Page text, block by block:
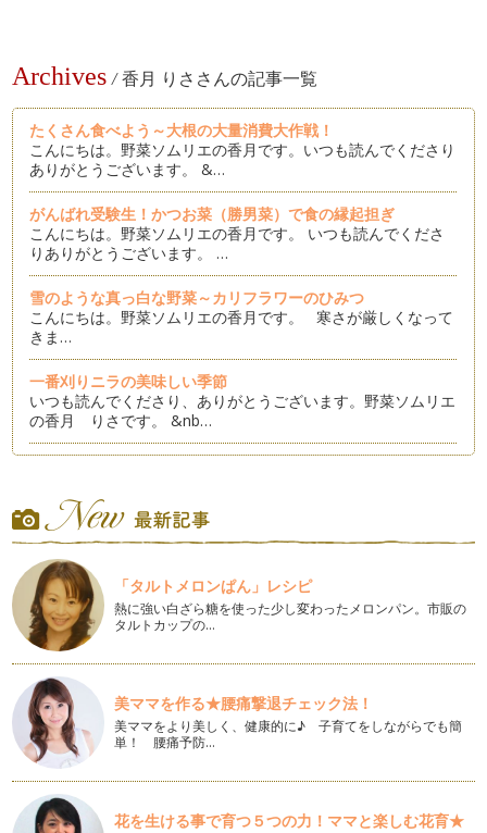
Archives / 香月 りささんの記事一覧
たくさん食べよう～大根の大量消費大作戦！
こんにちは。野菜ソムリエの香月です。いつも読んでくださり
ありがとうございます。 &…
がんばれ受験生！かつお菜（勝男菜）で食の縁起担ぎ
こんにちは。野菜ソムリエの香月です。 いつも読んでくださ
りありがとうございます。 …
雪のような真っ白な野菜～カリフラワーのひみつ
こんにちは。野菜ソムリエの香月です。 寒さが厳しくなって
きま…
一番刈りニラの美味しい季節
いつも読んでくださり、ありがとうございます。野菜ソムリエ
の香月 りさです。 &nb…
ありがとうございます。 &…
真っ赤に熟すと甘くなる！完熟赤ピーマン
こんにちは。野菜ソムリエの香月です。いつも読んでくださり
ありがとうございます。 &…
畑で育つ海藻！？ビタミン・ミネラルたっぷりの新顔野菜
こんにちは。野菜ソムリエの香月です。いつも読んでくださり
ありがとうございます。 &…
捨てないで！ニンジンの葉のおいしい活用法
さて、これは何の葉でしょうか？ もこもこでふわっと…
自分で育てれば好きになるかな？苦手野菜を育ててみよう！
新緑の美しい季節になりましたね。色々な花が色鮮やかに咲い
て、鳥たちのハミングもあ…
「タルトメロンぱん」レシピ
熱に強い白ざら糖を使った少し変わったメロンパン。市販の
タルトカップの…
美ママを作る★腰痛撃退チェック法！
美ママをより美しく、健康的に♪ 子育てをしながらでも簡
単！ 腰痛予防…
花を生ける事で育つ５つの力！ママと楽しむ花育★